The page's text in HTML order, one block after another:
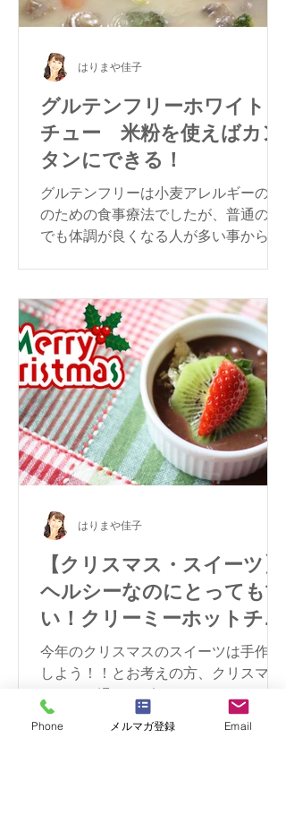
グルテンフリーホワイトシ
チュー 米粉を使えばカン
タンにできる！
グルテンフリーは小麦アレルギーの人
のための食事療法でしたが、普通の方
でも体調が良くなる人が多い事から注
ーをご紹介します。
はりまや佳子
【クリスマス・スイーツ】
ヘルシーなのにとっても甘
い！クリーミーホットチョ
コレート
今年のクリスマスのスイーツは手作り
しよう！！とお考えの方、クリスマス
はいかがですか？
はりまや佳子
Phone メルマガ登録 Email